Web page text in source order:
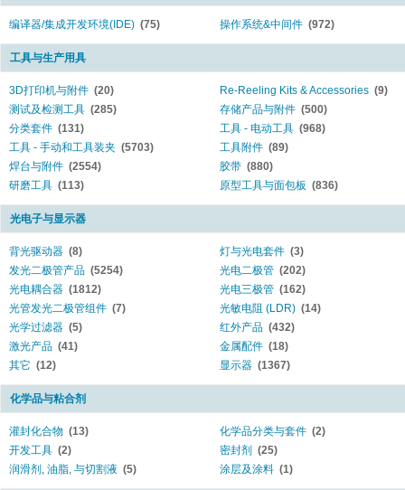
编译器/集成开发环境(IDE) (75) 操作系统&中间件 (972)
工具与生产用具
3D打印机与附件 (20) Re-Reeling Kits & Accessories (9)
测试及检测工具 (285) 存储产品与附件 (500)
分类套件 (131) 工具 - 电动工具 (968)
工具 - 手动和工具装夹 (5703) 工具附件 (89)
焊台与附件 (2554) 胶带 (880)
研磨工具 (113) 原型工具与面包板 (836)
光电子与显示器
背光驱动器 (8) 灯与光电套件 (3)
发光二极管产品 (5254) 光电二极管 (202)
光电耦合器 (1812) 光电三极管 (162)
光管发光二极管组件 (7) 光敏电阻 (LDR) (14)
光学过滤器 (5) 红外产品 (432)
激光产品 (41) 金属配件 (18)
其它 (12) 显示器 (1367)
化学品与粘合剂
灌封化合物 (13) 化学品分类与套件 (2)
开发工具 (2) 密封剂
(25)
润滑剂, 油脂, 与切割液 (5) 涂层及涂料 (1)